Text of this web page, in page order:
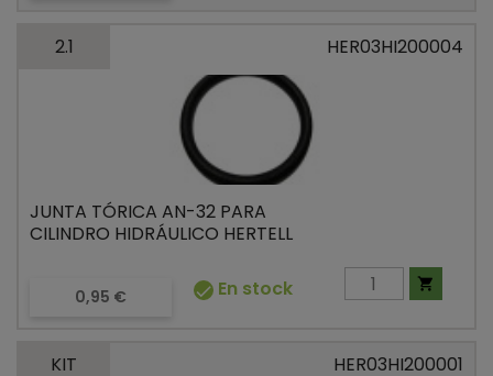
2.1 HER03HI200004
JUNTA TÓRICA AN-32 PARA
CILINDRO HIDRÁULICO HERTELL
Precio
0,95 €  En stock 
KIT HER03HI200001